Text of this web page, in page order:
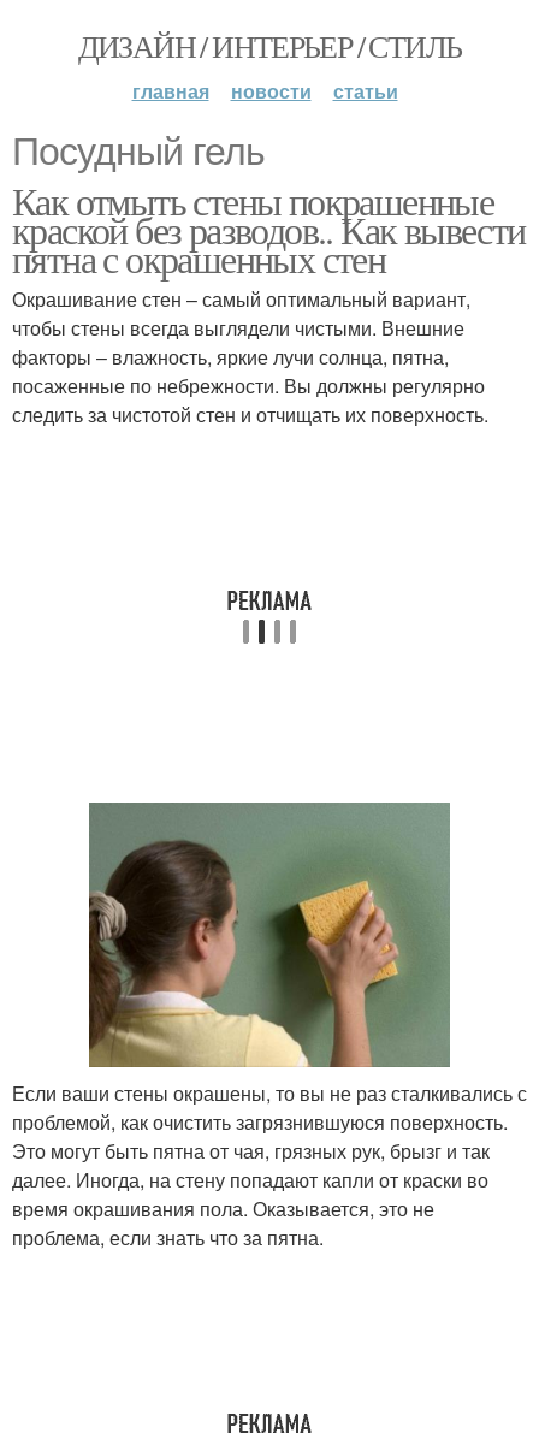
ДИЗАЙН / ИНТЕРЬЕР / СТИЛЬ
главная новости статьи
Посудный гель
Как отмыть стены покрашенные
краской без разводов.. Как вывести
пятна с окрашенных стен
Окрашивание стен – самый оптимальный вариант,
чтобы стены всегда выглядели чистыми. Внешние
факторы – влажность, яркие лучи солнца, пятна,
посаженные по небрежности. Вы должны регулярно
следить за чистотой стен и отчищать их поверхность.
Если ваши стены окрашены, то вы не раз сталкивались с
проблемой, как очистить загрязнившуюся поверхность.
Это могут быть пятна от чая, грязных рук, брызг и так
далее. Иногда, на стену попадают капли от краски во
время окрашивания пола. Оказывается, это не
проблема, если знать что за пятна.